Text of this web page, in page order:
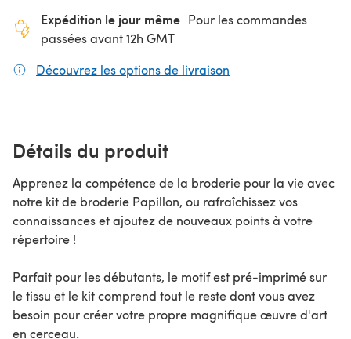
Expédition le jour même Pour les commandes
passées avant 12h GMT
Découvrez les options de livraison
Détails du produit
Apprenez la compétence de la broderie pour la vie avec
notre kit de broderie Papillon, ou rafraîchissez vos
connaissances et ajoutez de nouveaux points à votre
répertoire !
Parfait pour les débutants, le motif est pré-imprimé sur
le tissu et le kit comprend tout le reste dont vous avez
besoin pour créer votre propre magnifique œuvre d'art
en cerceau.